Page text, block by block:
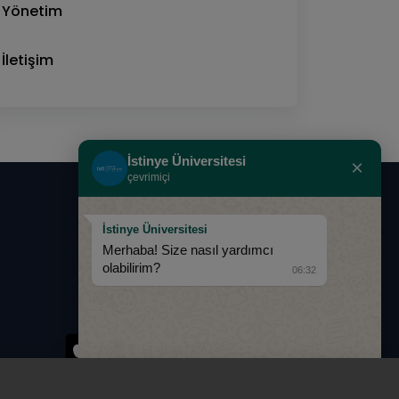
Yönetim
İletişim
0850 283 60 00
info@istinye.edu.tr
İstinye Üniversitesi
çevrimiçi ×
İstinye Üniversitesi
Merhaba! Size nasıl yardımcı
olabilirim?
06:32